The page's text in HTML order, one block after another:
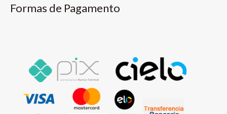
Formas de Pagamento